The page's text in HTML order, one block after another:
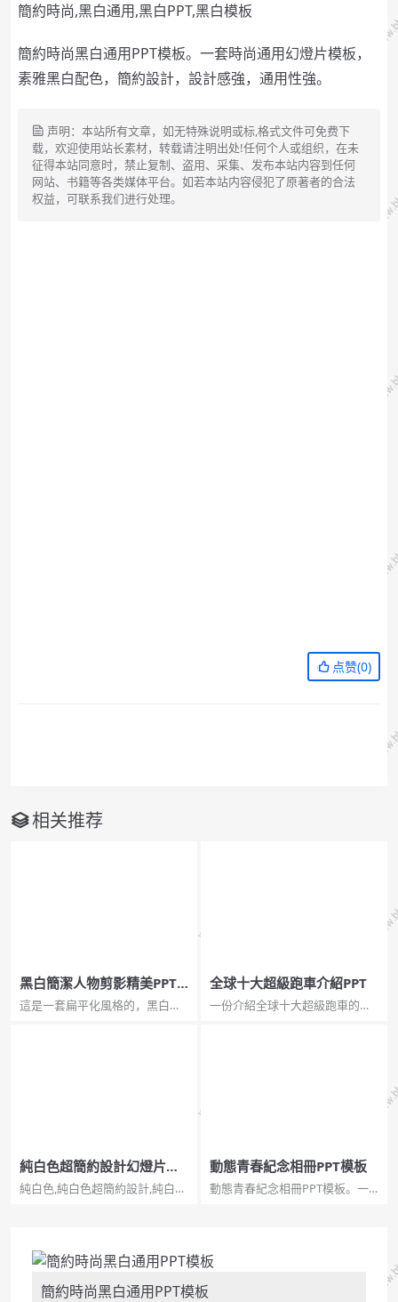
簡約時尚,黑白通用,黑白PPT,黑白模板
簡約時尚黑白通用PPT模板。一套時尚通用幻燈片模板，
素雅黑白配色，簡約設計，設計感強，通用性強。
声明：本站所有文章，如无特殊说明或标,格式文件可免费下
载，欢迎使用站长素材，转载请注明出处!任何个人或组织，在未
征得本站同意时，禁止复制、盗用、采集、发布本站内容到任何
网站、书籍等各类媒体平台。如若本站内容侵犯了原著者的合法
权益，可联系我们进行处理。
点赞(0)
相关推荐
黑白簡潔人物剪影精美PPT
模板免費下載
這是一套扁平化風格的，黑白簡
全球十大超級跑車介紹PPT
一份介紹全球十大超級跑車的
純白色超簡約設計幻燈片模
板
純白色,純白色超簡約設計,純白色
明頁，資料分析頁。通用性強，
用途廣泛。...
動態青春紀念相冊PPT模板
動態青春紀念相冊PPT模板。一
簡約時尚黑白通用PPT模板